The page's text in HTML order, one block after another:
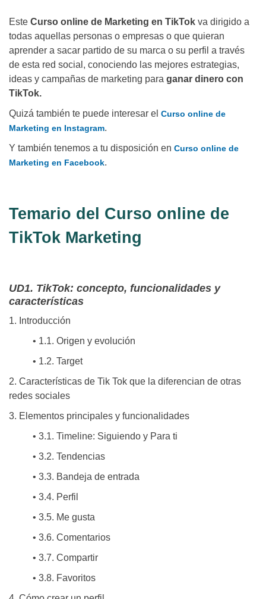
Este Curso online de Marketing en TikTok va dirigido a
todas aquellas personas o empresas o que quieran
aprender a sacar partido de su marca o su perfil a través
de esta red social, conociendo las mejores estrategias,
ideas y campañas de marketing para ganar dinero con
TikTok.
Quizá también te puede interesar el Curso online de
Marketing en Instagram.
Y también tenemos a tu disposición en Curso online de
Marketing en Facebook.
Temario del Curso online de
TikTok Marketing
UD1. TikTok: concepto, funcionalidades y
características
1. Introducción
• 1.1. Origen y evolución
• 1.2. Target
2. Características de Tik Tok que la diferencian de otras
redes sociales
3. Elementos principales y funcionalidades
• 3.1. Timeline: Siguiendo y Para ti
• 3.2. Tendencias
• 3.3. Bandeja de entrada
• 3.4. Perfil
• 3.5. Me gusta
• 3.6. Comentarios
• 3.7. Compartir
• 3.8. Favoritos